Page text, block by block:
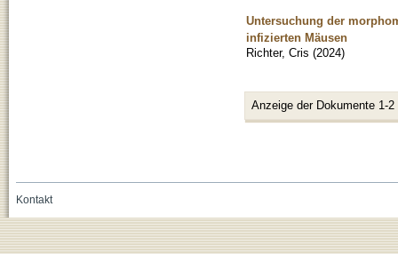
Untersuchung der
infizierten Mäusen
Richter, Cris (2024)
Anzeige der Dokumente 1-2
Kontakt